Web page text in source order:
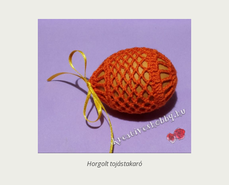
Horgolt tojástakaró